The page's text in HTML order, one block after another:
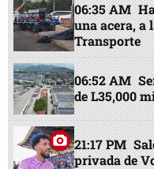
06:35 AM
una acera, a
Transporte
06:52 AM
de L35,000
21:17 PM
privada de